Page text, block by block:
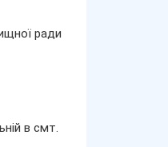
ради
в смт.